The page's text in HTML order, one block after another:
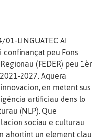
01-LINGUATEC AI
peu Fons
(FEDER) peu 1èr
2027. Aquera
en metent sus
artificiau dens lo
(NLP). Que
sociau e culturau
ahortint un element clau